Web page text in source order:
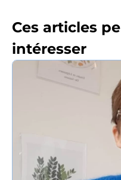
Ces articles
intéresser